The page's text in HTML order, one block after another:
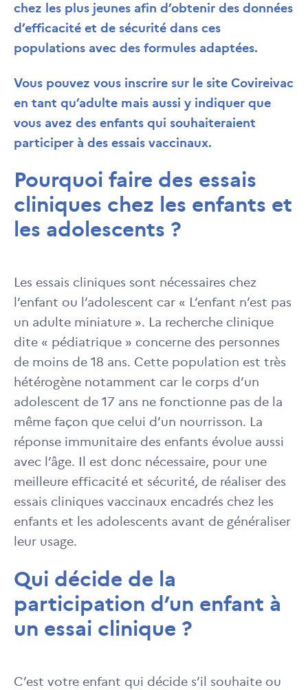
chez les plus jeunes afin d’obtenir des données
d’efficacité et de sécurité dans ces
populations avec des formules adaptées.
Vous pouvez vous inscrire sur le site Covireivac
en tant qu’adulte mais aussi y indiquer que
vous avez des enfants qui souhaiteraient
participer à des essais vaccinaux.
Pourquoi faire des essais
cliniques chez les enfants et
les adolescents ?
Les essais cliniques sont nécessaires chez
l’enfant ou l’adolescent car « L’enfant n’est pas
un adulte miniature ». La recherche clinique
dite « pédiatrique » concerne des personnes
de moins de 18 ans. Cette population est très
hétérogène notamment car le corps d’un
adolescent de 17 ans ne fonctionne pas de la
même façon que celui d’un nourrisson. La
réponse immunitaire des enfants évolue aussi
avec l’âge. Il est donc nécessaire, pour une
meilleure efficacité et sécurité, de réaliser des
essais cliniques vaccinaux encadrés chez les
enfants et les adolescents avant de généraliser
leur usage.
Qui décide de la
participation d’un enfant à
un essai clinique ?
C’est votre enfant qui décide s’il souhaite ou